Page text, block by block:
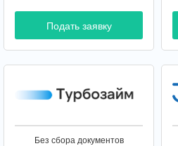
Подать заявку
Без сбора документов